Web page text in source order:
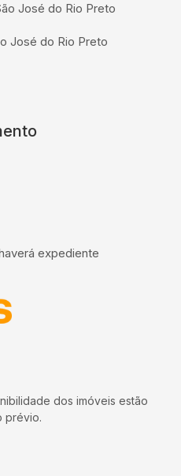
José do Rio Preto
José do Rio Preto
expediente
dos imóveis estão
prévio.